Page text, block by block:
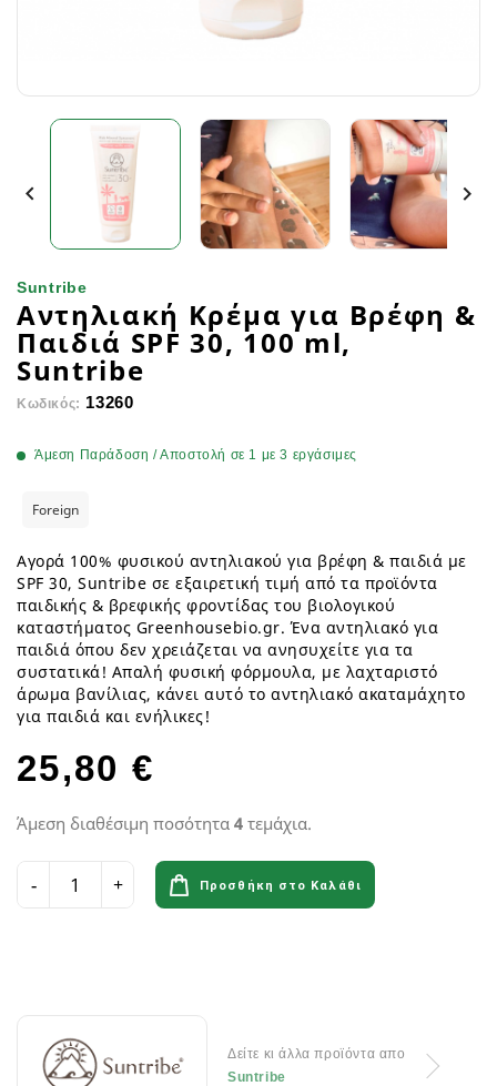
 
Suntribe
Αντηλιακή Κρέμα για Βρέφη &
Παιδιά SPF 30, 100 ml,
Suntribe
Κωδικός: 13260
Άμεση Παράδοση / Αποστολή σε 1 με 3 εργάσιμες
Foreign
Αγορά 100% φυσικού αντηλιακού για βρέφη & παιδιά με
SPF 30, Suntribe σε εξαιρετική τιμή από τα προϊόντα
παιδικής & βρεφικής φροντίδας του βιολογικού
καταστήματος Greenhousebio.gr. Ένα αντηλιακό για
παιδιά όπου δεν χρειάζεται να ανησυχείτε για τα
συστατικά! Απαλή φυσική φόρμουλα, με λαχταριστό
άρωμα βανίλιας, κάνει αυτό το αντηλιακό ακαταμάχητο
για παιδιά και ενήλικες!
25,80 €
Άμεση διαθέσιμη ποσότητα 4 τεμάχια.
Προσθήκη στο Καλάθι
Δείτε κι άλλα προϊόντα απο
Suntribe